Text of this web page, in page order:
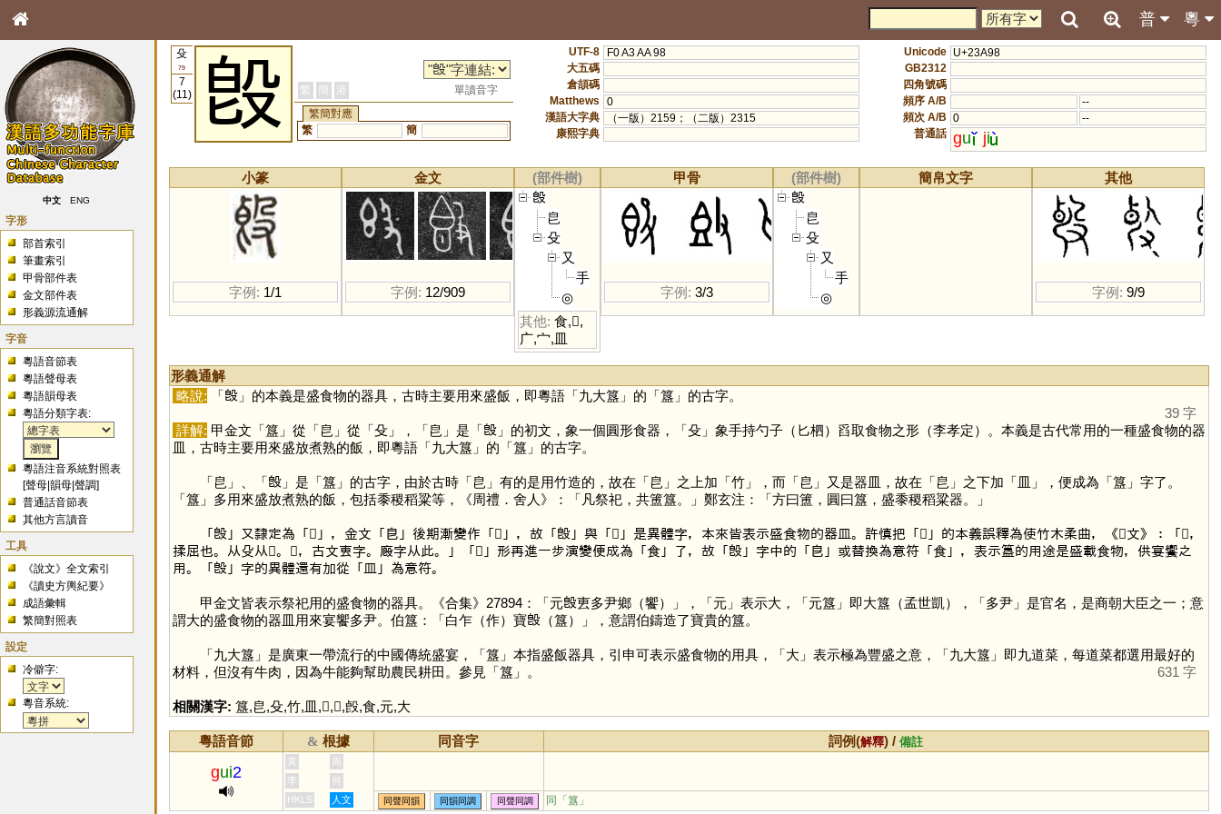
粵
普
中文 ENG
字形
部首索引
筆畫索引
甲骨部件表
金文部件表
形義源流通解
字音
粵語音節表
粵語聲母表
粵語韻母表
粵語分類字表:
粵語注音系統對照表
[聲母 |韻母 |聲調]
普通話音節表
其他方言讀音
工具
《說文》全文索引
《讀史方輿紀要》
成語彙輯
繁簡對照表
設定
冷僻字:
粵音系統:
殳
79
7
(11)
𣪘 繁 簡 港
單讀音字
繁簡對應
繁
簡
UTF-8
F0 A3 AA 98
大五碼
倉頡碼
Matthews
0
漢語大字典
（一版）2159；（二版）2315
康熙字典
Unicode U+23A98
GB2312
四角號碼
頻序 A/B
--
頻次 A/B 0
--
普通話 gu ji
小篆
字例: 1/1
金文
字例: 12/909
(部件樹)
𣪘
皀
殳
又
手
◎
其他: 食,𠧢,
广,宀,皿
甲骨
字例: 3/3
(部件樹)
𣪘
皀
殳
又
手
◎
簡帛文字 其他
字例: 9/9
形義通解
略說: 「 𣪘」的本義是盛食物的器具，古時主要用來盛飯，即粵語「九大簋」的「 簋 」的古字。
39 字
詳解: 甲金文「 簋 」從「 皀 」從「 殳」，「 皀 」是「 𣪘」的初文，象一個圓形食器，「 殳」象手持勺子（匕柶）舀取食物之形（李孝定）。本義是古代常用的一種盛食物的器
皿，古時主要用來盛放煮熟的飯，即粵語「九大簋」的「 簋 」的古字。
「 皀 」、「 𣪘」是「 簋 」的古字，由於古時「 皀 」有的是用竹造的，故在「 皀 」之上加「 竹」，而「 皀 」又是器皿，故在「 皀 」之下加「 皿 」，便成為「 簋 」字了。
「 簋 」多用來盛放煮熟的飯，包括黍稷稻粱等，《周禮．舍人》：「凡祭祀，共簠簋。」鄭玄注：「方曰簠，圓曰簋，盛黍稷稻粱器。」
「 𣪘」又隸定為「 𣪕 」，金文「 皀 」後期漸變作「 𠧢 」，故「 𣪘」與「 㲃 」是異體字，本來皆表示盛食物的器皿。許慎把「 㲃 」的本義誤釋為使竹木柔曲，《說文》：「㲃，
揉屈也。从殳从𠧢。𠧢，古文叀字。廏字从此。」「 𠧢 」形再進一步演變便成為「 食」了，故「 𣪘」字中的「 皀 」或替換為意符「 食」，表示簋的用途是盛載食物，供宴饗之
用。「 𣪘」字的異體還有加從「 皿」為意符。
甲金文皆表示祭祀用的盛食物的器具。《合集》27894：「元𣪘叀多尹鄉（饗）」，「 元」表示大，「元簋」即大簋（孟世凱），「多尹」是官名，是商朝大臣之一；意
謂大的盛食物的器皿用來宴饗多尹。伯簋：「白乍（作）寶𣪘（簋）」，意謂伯鑄造了寶貴的簋。
「九大簋」是廣東一帶流行的中國傳統盛宴，「 簋 」本指盛飯器具，引申可表示盛食物的用具，「 大」表示極為豐盛之意，「九大簋」即九道菜，每道菜都選用最好的
材料，但沒有牛肉，因為牛能夠幫助農民耕田。參見「 簋 」。 631 字
相關漢字: 簋,皀,殳,竹, 皿 ,𣪕,𠧢,㲃,食,元,大
粵語音節 & 根據 同音字 詞例(解釋) /備註
gui2
黃
周
李
何
HKLS
人文 同聲同韻 同韻同調 同聲同調 同「簋 」